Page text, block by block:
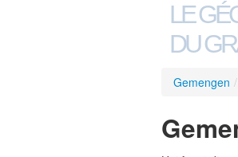
LE
DU
Gemengen /